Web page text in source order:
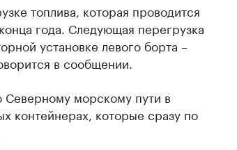
топлива, которая проводится
года. Следующая перегрузка
установке левого борта –
в сообщении.
Северному морскому пути в
контейнерах, которые сразу по